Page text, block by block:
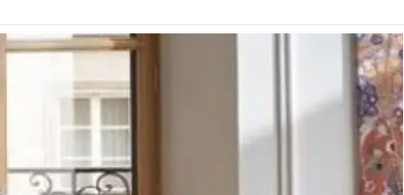
INTEMPOREL
:
METTEZ
VALEUR
VOS
FENÊTRES